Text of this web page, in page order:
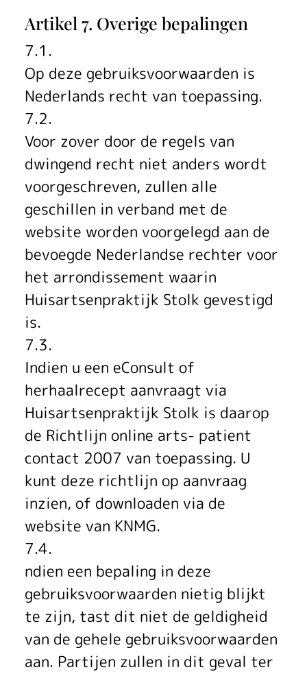
Artikel 7. Overige bepalingen
7.1.
Op deze gebruiksvoorwaarden is
Nederlands recht van toepassing.
7.2.
Voor zover door de regels van
dwingend recht niet anders wordt
voorgeschreven, zullen alle
geschillen in verband met de
website worden voorgelegd aan de
bevoegde Nederlandse rechter voor
het arrondissement waarin
Huisartsenpraktijk Stolk gevestigd
is.
7.3.
Indien u een eConsult of
herhaalrecept aanvraagt via
Huisartsenpraktijk Stolk is daarop
de Richtlijn online arts- patient
contact 2007 van toepassing. U
kunt deze richtlijn op aanvraag
inzien, of downloaden via de
website van KNMG.
7.4.
ndien een bepaling in deze
gebruiksvoorwaarden nietig blijkt
te zijn, tast dit niet de geldigheid
van de gehele gebruiksvoorwaarden
aan. Partijen zullen in dit geval ter